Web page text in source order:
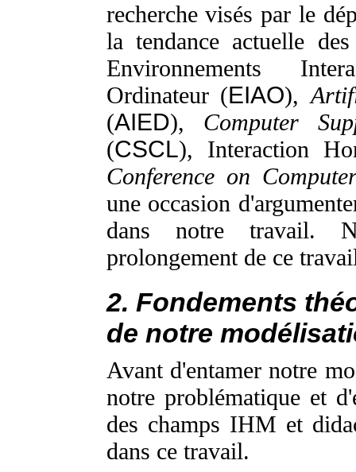
recherche visés par le
la tendance actuelle
Environnements
Ordinateur (EIAO),
(AIED), Computer
(CSCL), Interaction
Conference on
une occasion
dans notre travail.
prolongement de ce
2. Fondements
de notre
Avant d'entamer notre
notre problématique et
des champs IHM et
dans ce travail.